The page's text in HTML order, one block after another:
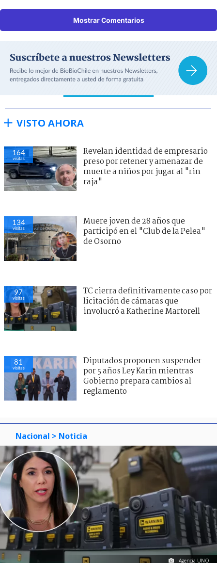
Mostrar Comentarios
VISTO AHORA
164
visitas
Revelan identidad de empresario
preso por retener y amenazar de
muerte a niños por jugar al "rin
raja"
134
visitas
Muere joven de 28 años que
participó en el "Club de la Pelea"
de Osorno
97
visitas
TC cierra definitivamente caso por
licitación de cámaras que
involucró a Katherine Martorell
81
visitas
Diputados proponen suspender
por 5 años Ley Karin mientras
Gobierno prepara cambios al
reglamento
Nacional > Noticia
Agencia UNO